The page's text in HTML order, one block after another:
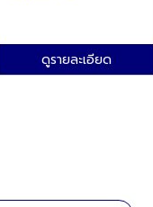
ดูรายละเอียด